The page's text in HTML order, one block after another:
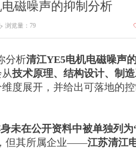
磁噪声的抑制分析
分析清江YE5电机电磁噪声
从技术原理、结构设计、制
维度展开，并给出可落地的
未在公开资料中被单独列为
，但其所属企业——江苏清江
浏览量： 79